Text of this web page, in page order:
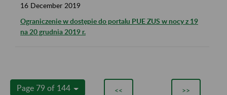
16 December 2019
Ograniczenie w dostępie do portalu PUE ZUS w nocy z 19
na 20 grudnia 2019 r.
Page 79 of 144 << >>